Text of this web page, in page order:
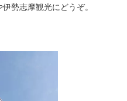
勢志摩観光にどうぞ。